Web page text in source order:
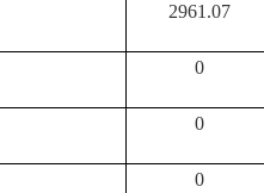
2961.07
0
0
0